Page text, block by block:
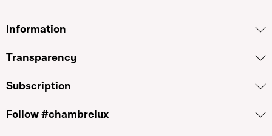
Information
Transparency
Subscription
Follow #chambrelux